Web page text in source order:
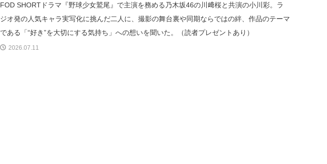
FOD SHORTドラマ『野球少女鷲尾』で主演を務める乃木坂46の川﨑桜と共演の小川彩。ラ
ジオ発の人気キャラ実写化に挑んだ二人に、撮影の舞台裏や同期ならではの絆、作品のテーマ
である「“好き”を大切にする気持ち」への想いを聞いた。（読者プレゼントあり）
2026.07.11